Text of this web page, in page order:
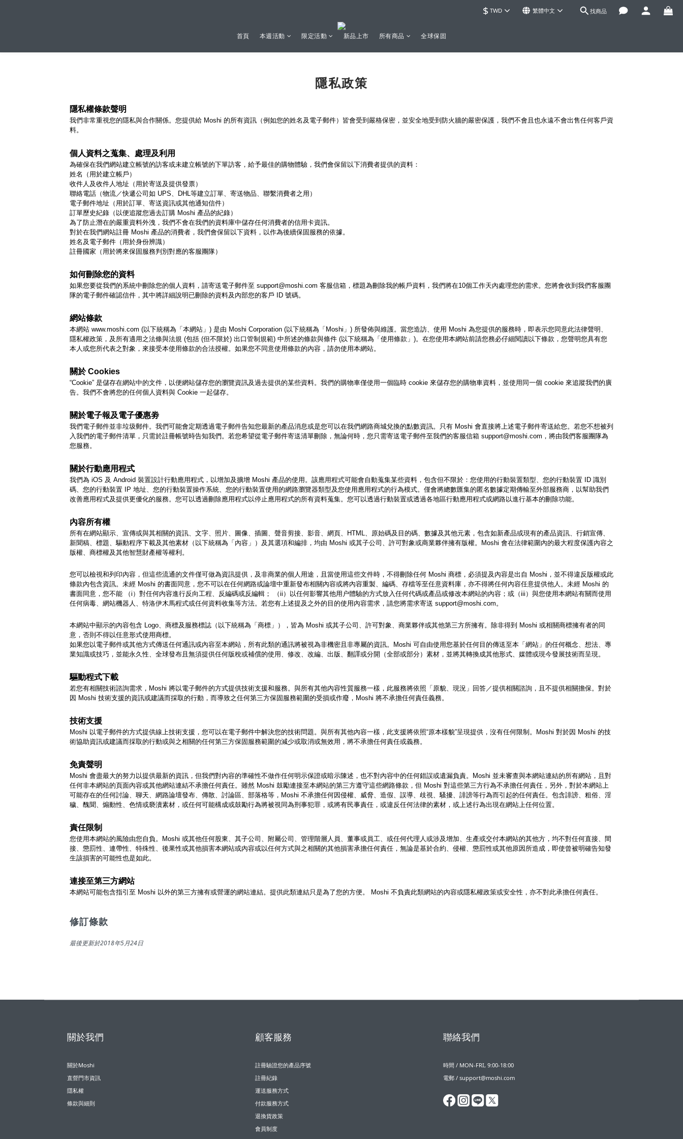
$ TWD 繁體中文 找商品
首頁 本週活動 限定活動 新品上市 所有商品 全球保固
隱私政策
隱私權條款聲明
我們非常重視您的隱私與合作關係。您提供給 Moshi 的所有資訊（例如您的姓名及電子郵件）皆會受到嚴格保密，並安全地受到防火牆的嚴密保護，我們不會且也永遠不會出售任何客戶資
料。
個人資料之蒐集、處理及利用
為確保在我們網站建立帳號的訪客或未建立帳號的下單訪客，給予最佳的購物體驗，我們會保留以下消費者提供的資料：
姓名（用於建立帳戶）
收件人及收件人地址（用於寄送及提供發票）
聯絡電話（物流／快遞公司如 UPS、DHL等建立訂單、寄送物品、聯繫消費者之用）
電子郵件地址（用於訂單、寄送資訊或其他通知信件）
訂單歷史紀錄（以便追蹤您過去訂購 Moshi 產品的紀錄）
為了防止潛在的嚴重資料外洩，我們不會在我們的資料庫中儲存任何消費者的信用卡資訊。
對於在我們網站註冊 Moshi 產品的消費者，我們會保留以下資料，以作為後續保固服務的依據。
姓名及電子郵件（用於身份辨識）
註冊國家（用於將來保固服務判別對應的客服團隊）
如何刪除您的資料
如果您要從我們的系統中刪除您的個人資料，請寄送電子郵件至 support@moshi.com 客服信箱，標題為刪除我的帳戶資料，我們將在10個工作天內處理您的需求。您將會收到我們客服團
隊的電子郵件確認信件，其中將詳細說明已刪除的資料及內部您的客戶 ID 號碼。
網站條款
本網站 www.moshi.com (以下統稱為「本網站」) 是由 Moshi Corporation (以下統稱為「Moshi」) 所發佈與維護。當您造訪、使用 Moshi 為您提供的服務時，即表示您同意此法律聲明、
隱私權政策，及所有適用之法條與法規 (包括 (但不限於) 出口管制規範) 中所述的條款與條件 (以下統稱為「使用條款」)。在您使用本網站前請您務必仔細閱讀以下條款，您聲明您具有您
本人或您所代表之對象，來接受本使用條款的合法授權。如果您不同意使用條款的內容，請勿使用本網站。
關於 Cookies
“Cookie” 是儲存在網站中的文件，以便網站儲存您的瀏覽資訊及過去提供的某些資料。我們的購物車僅使用一個臨時 cookie 來儲存您的購物車資料，並使用同一個 cookie 來追蹤我們的廣
告。我們不會將您的任何個人資料與 Cookie 一起儲存。
關於電子報及電子優惠劵
我們電子郵件並非垃圾郵件。我們可能會定期透過電子郵件告知您最新的產品消息或是您可以在我們網路商城兌換的點數資訊。只有 Moshi 會直接將上述電子郵件寄送給您。若您不想被列
入我們的電子郵件清單，只需於註冊帳號時告知我們。若您希望從電子郵件寄送清單刪除，無論何時，您只需寄送電子郵件至我們的客服信箱 support@moshi.com，將由我們客服團隊為
您服務。
關於行動應用程式
我們為 iOS 及 Android 裝置設計行動應用程式，以增加及擴增 Moshi 產品的使用。該應用程式可能會自動蒐集某些資料，包含但不限於：您使用的行動裝置類型、您的行動裝置 ID 識別
碼、您的行動裝置 IP 地址、您的行動裝置操作系統、您的行動裝置使用的網路瀏覽器類型及您使用應用程式的行為模式。僅會將總數匯集的匿名數據定期傳輸至外部服務商，以幫助我們
改善應用程式及提供更優化的服務。您可以透過刪除應用程式以停止應用程式的所有資料蒐集。您可以透過行動裝置或透過各地區行動應用程式或網路以進行基本的刪除功能。
內容所有權
所有在網站顯示、宣傳或與其相關的資訊、文字、照片、圖像、插圖、聲音剪接、影音、網頁、HTML、原始碼及目的碼、數據及其他元素，包含如新產品或現有的產品資訊、行銷宣傳、
新聞稿、標題、驅動程序下載及其他素材（以下統稱為「內容」）及其選項和編排，均由 Moshi 或其子公司、許可對象或商業夥伴擁有版權。Moshi 會在法律範圍內的最大程度保護內容之
版權、商標權及其他智慧財產權等權利。
您可以檢視和列印內容，但這些流通的文件僅可做為資訊提供，及非商業的個人用途，且當使用這些文件時，不得刪除任何 Moshi 商標，必須提及內容是出自 Moshi，並不得違反版權或此
條款內包含資訊。未經 Moshi 的書面同意，您不可以在任何網路或論壇中重新發布相關內容或將內容重製、編碼、存檔等至任意資料庫，亦不得將任何內容任意提供他人。未經 Moshi 的
書面同意，您不能 （i）對任何内容進行反向工程、反編碼或反編輯； （ii）以任何影響其他用户體驗的方式放入任何代碼或產品或修改本網站的內容；或（iii）與您使用本網站有關而使用
任何病毒、網站機器人、特洛伊木馬程式或任何資料收集等方法。若您有上述提及之外的目的使用內容需求，請您將需求寄送 support@moshi.com。
本網站中顯示的內容包含 Logo、商標及服務標誌（以下統稱為「商標」），皆為 Moshi 或其子公司、許可對象、商業夥伴或其他第三方所擁有。除非得到 Moshi 或相關商標擁有者的同
意，否則不得以任意形式使用商標。
如果您以電子郵件或其他方式傳送任何通訊或內容至本網站，所有此類的通訊將被視為非機密且非專屬的資訊。Moshi 可自由使用您基於任何目的傳送至本「網站」的任何概念、想法、專
業知識或技巧，並能永久性、全球發布且無須提供任何版稅或補償的使用、修改、改編、出版、翻譯或分開（全部或部分）素材，並將其轉換成其他形式、媒體或現今發展技術而呈現。
驅動程式下載
若您有相關技術諮詢需求，Moshi 將以電子郵件的方式提供技術支援和服務。與所有其他內容性質服務一樣，此服務將依照「原貌、現況」回答／提供相關諮詢，且不提供相關擔保。對於
因 Moshi 技術支援的資訊或建議而採取的行動，而導致之任何第三方保固服務範圍的受損或作廢，Moshi 將不承擔任何責任義務。
技術支援
Moshi 以電子郵件的方式提供線上技術支援，您可以在電子郵件中解決您的技術問題。與所有其他內容一樣，此支援將依照“原本樣貌”呈現提供，沒有任何限制。Moshi 對於因 Moshi 的技
術協助資訊或建議而採取的行動或與之相關的任何第三方保固服務範圍的減少或取消或無效用，將不承擔任何責任或義務。
免責聲明
Moshi 會盡最大的努力以提供最新的資訊，但我們對內容的準確性不做作任何明示保證或暗示陳述，也不對內容中的任何錯誤或遺漏負責。Moshi 並未審查與本網站連結的所有網站，且對
任何非本網站的頁面內容或其他網站連結不承擔任何責任。雖然 Moshi 鼓勵連接至本網站的第三方遵守這些網路條款，但 Moshi 對這些第三方行為不承擔任何責任，另外，對於本網站上
可能存在的任何討論、聊天、網路論壇發布、傳散、討論區、部落格等，Moshi 不承擔任何因侵權、威脅、造假、誤導、歧視、騷擾、誹謗等行為而引起的任何責任。包含誹謗、粗俗、淫
穢、醜聞、煽動性、色情或褻瀆素材，或任何可能構成或鼓勵行為將被視同為刑事犯罪，或將有民事責任，或違反任何法律的素材，或上述行為出現在網站上任何位置。
責任限制
您使用本網站的風險由您自負。Moshi 或其他任何股東、其子公司、附屬公司、管理階層人員、董事或員工、或任何代理人或涉及增加、生產或交付本網站的其他方，均不對任何直接、間
接、懲罰性、連帶性、特殊性、後果性或其他損害本網站或內容或以任何方式與之相關的其他損害承擔任何責任，無論是基於合約、侵權、懲罰性或其他原因所造成，即使曾被明確告知發
生該損害的可能性也是如此。
連接至第三方網站
本網站可能包含指引至 Moshi 以外的第三方擁有或營運的網站連結。提供此類連結只是為了您的方便。 Moshi 不負責此類網站的內容或隱私權政策或安全性，亦不對此承擔任何責任。
修訂條款
最後更新於2018年5月24日
關於我們
關於Moshi
直營門市資訊
隱私權
條款與細則
顧客服務
註冊驗證您的產品序號
註冊紀錄
運送服務方式
付款服務方式
退換貨政策
會員制度
聯絡我們
時間 / MON-FRI, 9:00-18:00
電郵 / support@moshi.com